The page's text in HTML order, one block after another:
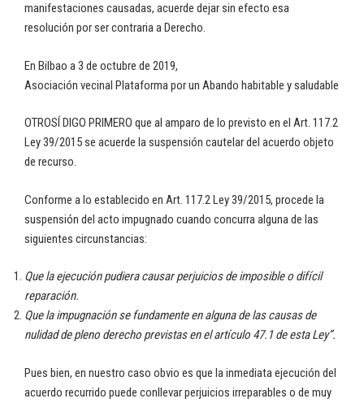
manifestaciones causadas, acuerde dejar sin efecto esa
resolución por ser contraria a Derecho.
En Bilbao a 3 de octubre de 2019,
Asociación vecinal Plataforma por un Abando habitable y saludable
OTROSÍ DIGO PRIMERO que al amparo de lo previsto en el Art. 117.2
Ley 39/2015 se acuerde la suspensión cautelar del acuerdo objeto
de recurso.
Conforme a lo establecido en Art. 117.2 Ley 39/2015, procede la
suspensión del acto impugnado cuando concurra alguna de las
siguientes circunstancias:
Que la ejecución pudiera causar perjuicios de imposible o difícil
reparación.
Que la impugnación se fundamente en alguna de las causas de
nulidad de pleno derecho previstas en el artículo 47.1 de esta Ley”.
Pues bien, en nuestro caso obvio es que la inmediata ejecución del
acuerdo recurrido puede conllevar perjuicios irreparables o de muy